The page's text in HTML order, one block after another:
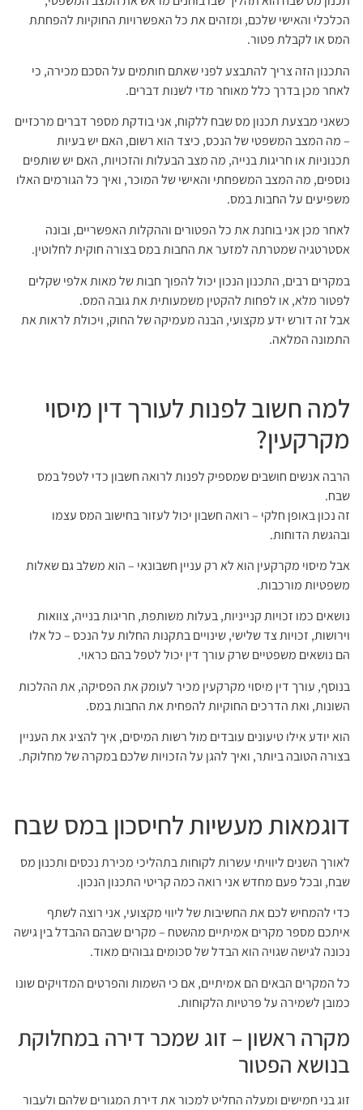
הכלכלי והאישי שלכם, ומזהים את כל האפשרויות החוקיות להפחתת
המס או לקבלת פטור.
התכנון הזה צריך להתבצע לפני שאתם חותמים על הסכם מכירה, כי
לאחר מכן בדרך כלל מאוחר מדי לשנות דברים.
כשאני מבצעת תכנון מס שבח ללקוח, אני בודקת מספר דברים מרכזיים
– מה המצב המשפטי של הנכס, כיצד הוא רשום, האם יש בעיות
תכנוניות או חריגות בנייה, מה מצב הבעלות והזכויות, האם יש שותפים
נוספים, מה המצב המשפחתי והאישי של המוכר, ואיך כל הגורמים האלו
משפיעים על החבות במס.
לאחר מכן אני בוחנת את כל הפטורים וההקלות האפשריים, ובונה
אסטרטגיה שמטרתה למזער את החבות במס בצורה חוקית לחלוטין.
במקרים רבים, התכנון הנכון יכול להפוך חבות של מאות אלפי שקלים
לפטור מלא, או לפחות להקטין משמעותית את גובה המס.
אבל זה דורש ידע מקצועי, הבנה מעמיקה של החוק, ויכולת לראות את
התמונה המלאה.
למה חשוב לפנות לעורך דין מיסוי
מקרקעין?
הרבה אנשים חושבים שמספיק לפנות לרואה חשבון כדי לטפל במס
שבח.
זה נכון באופן חלקי – רואה חשבון יכול לעזור בחישוב המס עצמו
ובהגשת הדוחות.
אבל מיסוי מקרקעין הוא לא רק עניין חשבונאי – הוא משלב גם שאלות
משפטיות מורכבות.
נושאים כמו זכויות קנייניות, בעלות משותפת, חריגות בנייה, צוואות
וירושות, זכויות צד שלישי, שינויים בתקנות החלות על הנכס – כל אלו
הם נושאים משפטיים שרק עורך דין יכול לטפל בהם כראוי.
בנוסף, עורך דין מיסוי מקרקעין מכיר לעומק את הפסיקה, את ההלכות
השונות, ואת הדרכים החוקיות להפחית את החבות במס.
הוא יודע אילו טיעונים עובדים מול רשות המיסים, איך להציג את העניין
בצורה הטובה ביותר, ואיך להגן על הזכויות שלכם במקרה של מחלוקת.
דוגמאות מעשיות לחיסכון במס שבח
לאורך השנים ליוויתי עשרות לקוחות בתהליכי מכירת נכסים ותכנון מס
שבח, ובכל פעם מחדש אני רואה כמה קריטי התכנון הנכון.
כדי להמחיש לכם את החשיבות של ליווי מקצועי, אני רוצה לשתף
איתכם מספר מקרים אמיתיים מהשטח – מקרים שבהם ההבדל בין גישה
נכונה לגישה שגויה הוא הבדל של סכומים גבוהים מאוד.
כל המקרים הבאים הם אמיתיים, אם כי השמות והפרטים המדויקים שונו
כמובן לשמירה על פרטיות הלקוחות.
מקרה ראשון – זוג שמכר דירה במחלוקת
בנושא הפטור
זוג בני חמישים ומעלה החליט למכור את דירת המגורים שלהם ולעבור